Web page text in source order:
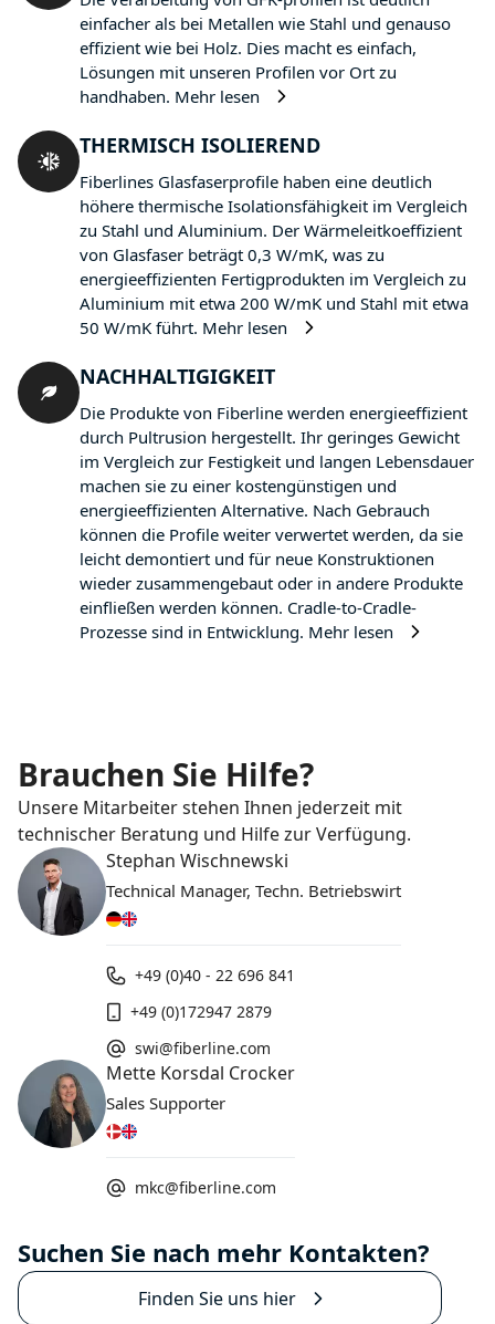
einfacher als bei Metallen wie Stahl und genauso
effizient wie bei Holz. Dies macht es einfach,
Lösungen mit unseren Profilen vor Ort zu
handhaben. Mehr lesen
THERMISCH ISOLIEREND
Fiberlines Glasfaserprofile haben eine deutlich
höhere thermische Isolationsfähigkeit im Vergleich
zu Stahl und Aluminium. Der Wärmeleitkoeffizient
von Glasfaser beträgt 0,3 W/mK, was zu
energieeffizienten Fertigprodukten im Vergleich zu
Aluminium mit etwa 200 W/mK und Stahl mit etwa
50 W/mK führt. Mehr lesen
NACHHALTIGIGKEIT
Die Produkte von Fiberline werden energieeffizient
durch Pultrusion hergestellt. Ihr geringes Gewicht
im Vergleich zur Festigkeit und langen Lebensdauer
machen sie zu einer kostengünstigen und
energieeffizienten Alternative. Nach Gebrauch
können die Profile weiter verwertet werden, da sie
leicht demontiert und für neue Konstruktionen
wieder zusammengebaut oder in andere Produkte
einfließen werden können. Cradle-to-Cradle-
Prozesse sind in Entwicklung. Mehr lesen
Brauchen Sie Hilfe?
Unsere Mitarbeiter stehen Ihnen jederzeit mit
technischer Beratung und Hilfe zur Verfügung.
Stephan Wischnewski
Technical Manager, Techn. Betriebswirt
+49 (0)40 - 22 696 841
+49 (0)172947 2879
swi@fiberline.com
Mette Korsdal Crocker
Sales Supporter
mkc@fiberline.com
Suchen Sie nach mehr Kontakten?
Finden Sie uns hier